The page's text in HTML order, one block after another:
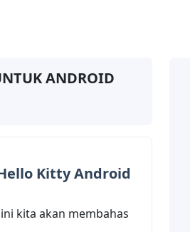
ANDROID
Kitty Android
kita akan membahas